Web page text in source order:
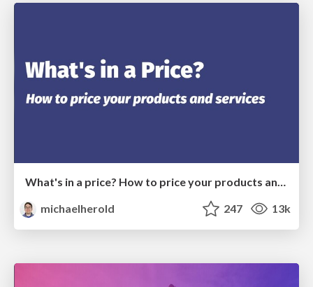
What's in a price? How to price your products and services
michaelherold
247 13k